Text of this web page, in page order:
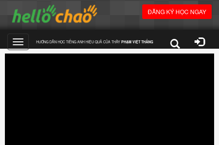
ĐĂNG KÝ HỌC NGAY
Toggle
HƯỚNG DẪN HỌC TIẾNG ANH HIỆU QUẢ CỦA THẦY PHẠM VIỆT THẮNG